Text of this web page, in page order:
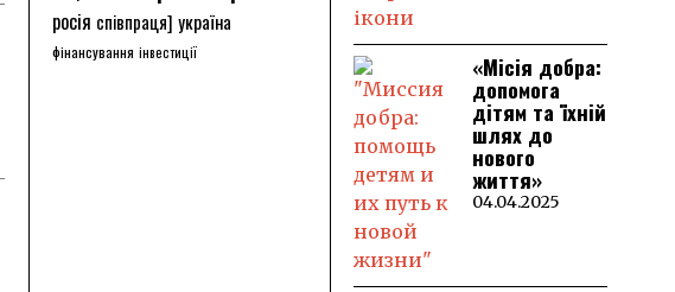
росія співпраця] україна
фінансування інвестиції «Місія добра:
допомога
дітям та їхній
шлях до
нового
життя»
04.04.2025